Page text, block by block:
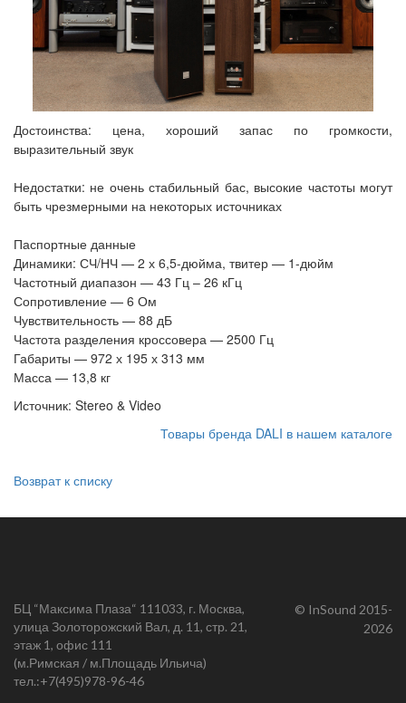
Достоинства: цена, хороший запас по громкости,
выразительный звук
Недостатки: не очень стабильный бас, высокие частоты могут
быть чрезмерными на некоторых источниках
Паспортные данные
Динамики: СЧ/НЧ — 2 х 6,5-дюйма, твитер — 1-дюйм
Частотный диапазон — 43 Гц – 26 кГц
Сопротивление — 6 Ом
Чувствительность — 88 дБ
Частота разделения кроссовера — 2500 Гц
Габариты — 972 х 195 х 313 мм
Масса — 13,8 кг
Источник: Stereo & Video
Товары бренда DALI в нашем каталоге
Возврат к списку
БЦ “Максима Плаза“ 111033, г. Москва,
улица Золоторожский Вал, д. 11, стр. 21,
этаж 1, офис 111
(м.Римская / м.Площадь Ильича)
тел.:+7(495)978-96-46
© InSound 2015-
2026